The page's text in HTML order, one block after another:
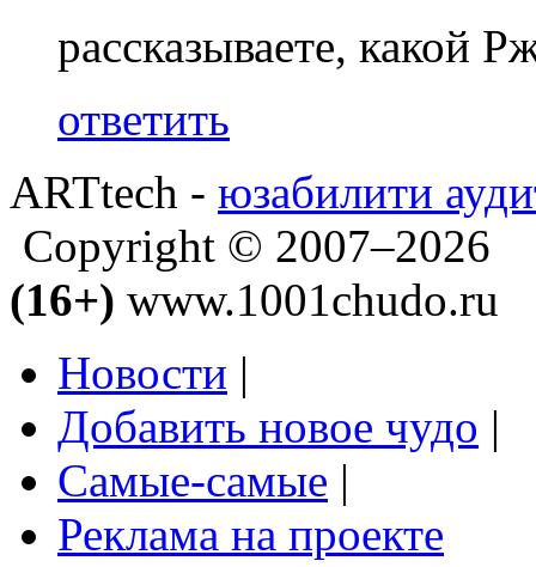
рассказываете, какой
ответить
ARTtech - юзабилити
Copyright © 2007–2026
(16+) www.1001chudo.ru
Новости |
Добавить новое чудо |
Самые-самые |
Реклама на проекте